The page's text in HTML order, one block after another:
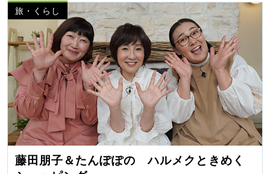
旅・くらし
藤田朋子＆たんぽぽの ハルメクときめく